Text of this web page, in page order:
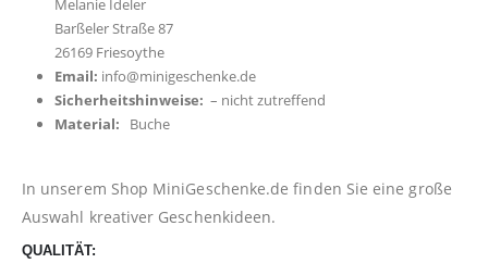
Melanie Ideler
Barßeler Straße 87
26169 Friesoythe
Email: info@minigeschenke.de
Sicherheitshinweise: – nicht zutreffend
Material: Buche
In unserem Shop MiniGeschenke.de finden Sie eine große
Auswahl kreativer Geschenkideen.
QUALITÄT: